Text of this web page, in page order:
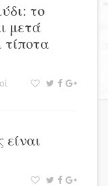
το
μετά
τίποτα